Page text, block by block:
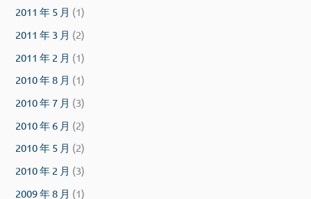
2011 年 5 月 (1)
2011 年 3 月 (2)
2011 年 2 月 (1)
2010 年 8 月 (1)
2010 年 7 月 (3)
2010 年 6 月 (2)
2010 年 5 月 (2)
2010 年 2 月 (3)
2009 年 8 月 (1)